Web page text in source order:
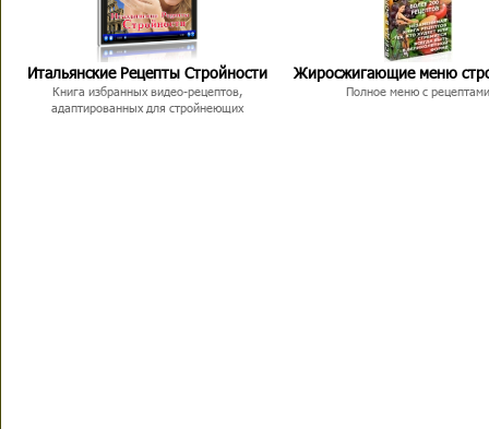
Итальянские Рецепты Стройности
Книга избранных видео-рецептов,
адаптированных для стройнеющих
Жиросжигающие меню
Полное меню с рецептами